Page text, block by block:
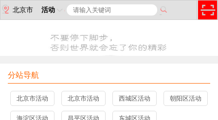
北京市 活动
分站导航
北京市活动 北京市活动 西城区活动 朝阳区活动
海淀区活动 昌平区活动 东城区活动